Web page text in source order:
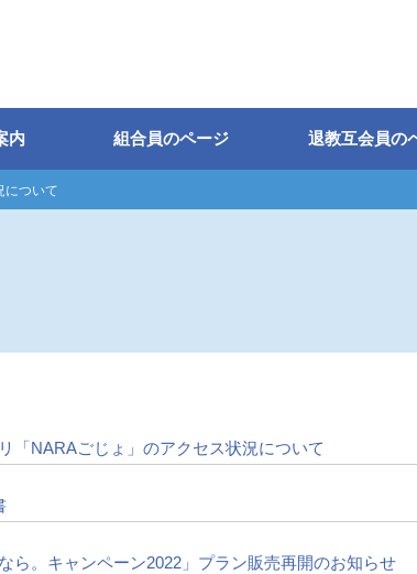
内 組合員のページ 退教互会員の
について
「NARAごじょ」のアクセス状況について
なら。キャンペーン2022」プラン販売再開のお知らせ